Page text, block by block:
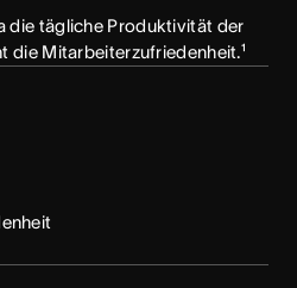
die tägliche Produktivität der
die Mitarbeiterzufriedenheit.¹